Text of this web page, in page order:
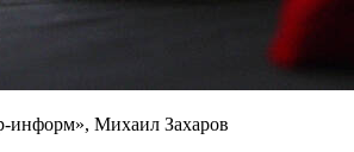
информ», Михаил Захаров